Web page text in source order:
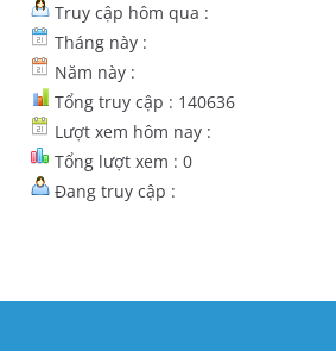
Truy cập hôm qua :
Tháng này :
Năm này :
Tổng truy cập : 140636
Lượt xem hôm nay :
Tổng lượt xem : 0
Đang truy cập :